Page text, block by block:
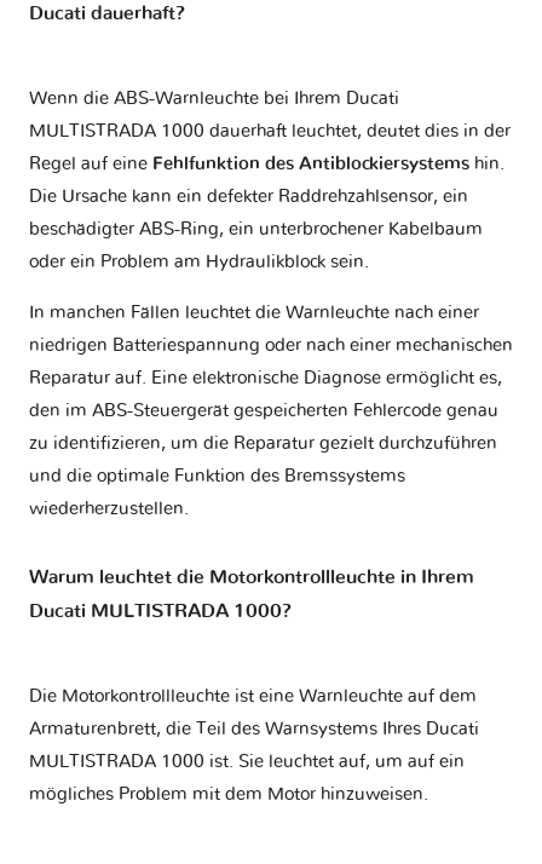
Ducati dauerhaft?
Wenn die ABS-Warnleuchte bei Ihrem Ducati
MULTISTRADA 1000 dauerhaft leuchtet, deutet dies in der
Regel auf eine Fehlfunktion des Antiblockiersystems hin.
Die Ursache kann ein defekter Raddrehzahlsensor, ein
beschädigter ABS-Ring, ein unterbrochener Kabelbaum
oder ein Problem am Hydraulikblock sein.
In manchen Fällen leuchtet die Warnleuchte nach einer
niedrigen Batteriespannung oder nach einer mechanischen
Reparatur auf. Eine elektronische Diagnose ermöglicht es,
den im ABS-Steuergerät gespeicherten Fehlercode genau
zu identifizieren, um die Reparatur gezielt durchzuführen
und die optimale Funktion des Bremssystems
wiederherzustellen.
Warum leuchtet die Motorkontrollleuchte in Ihrem
Ducati MULTISTRADA 1000?
Die Motorkontrollleuchte ist eine Warnleuchte auf dem
Armaturenbrett, die Teil des Warnsystems Ihres Ducati
MULTISTRADA 1000 ist. Sie leuchtet auf, um auf ein
mögliches Problem mit dem Motor hinzuweisen.